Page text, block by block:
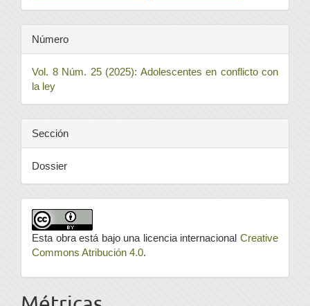
Número
Vol. 8 Núm. 25 (2025): Adolescentes en conflicto con
la ley
Sección
Dossier
Esta obra está bajo una licencia internacional Creative
Commons Atribución 4.0.